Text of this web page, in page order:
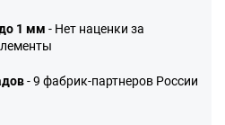
1 мм - Нет наценки за
- 9 фабрик-партнеров России